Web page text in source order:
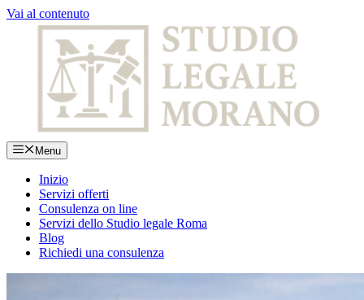
Vai al contenuto
Menu
Inizio
Servizi offerti
Consulenza on line
Servizi dello Studio legale Roma
Blog
Richiedi una consulenza